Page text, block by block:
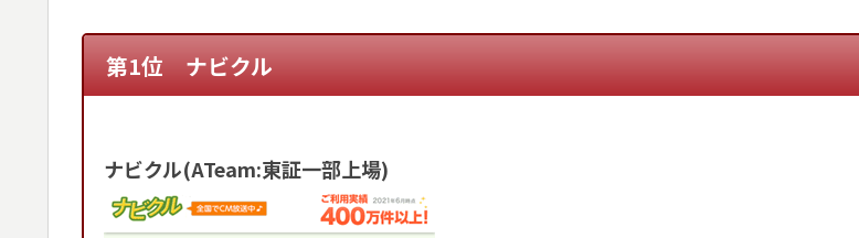
第1位 ナビクル
ナビクル(ATeam:東証一部上場)